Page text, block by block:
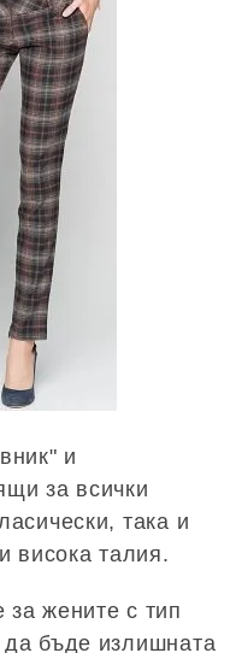
и
за всички
така и
висока талия.
за жените с тип
бъде излишната